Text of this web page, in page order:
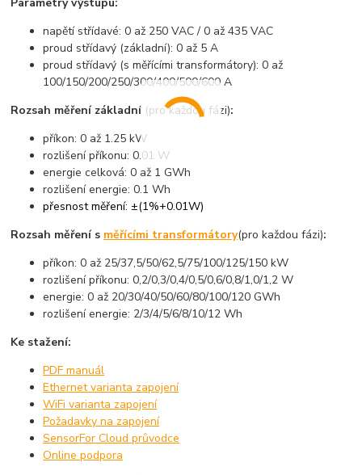
napětí střídavé: 0 až 250 VAC / 0 až 435 VAC
proud střídavý (základní): 0 až 5 A
proud střídavý (s měřícími transformátory): 0 až
100/150/200/250/300/400/500/600 A
Rozsah měření základní (pro každou fázi):
příkon: 0 až 1.25 kW
rozlišení příkonu: 0.01 W
energie celková: 0 až 1 GWh
rozlišení energie: 0.1 Wh
přesnost měření: ±(1%+0.01W)
Rozsah měření s měřícími transformátory(pro každou fázi):
příkon: 0 až 25/37,5/50/62,5/75/100/125/150 kW
rozlišení příkonu: 0,2/0,3/0,4/0,5/0,6/0,8/1,0/1,2 W
energie: 0 až 20/30/40/50/60/80/100/120 GWh
rozlišení energie: 2/3/4/5/6/8/10/12 Wh
Ke stažení:
PDF manuál
Ethernet varianta zapojení
WiFi varianta zapojení
Požadavky na zapojení
SensorFor Cloud průvodce
Online podpora